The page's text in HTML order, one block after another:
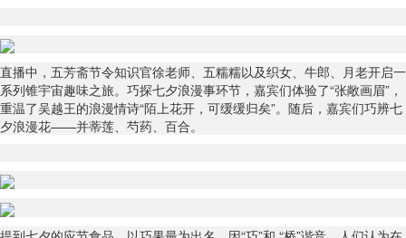
直播中，五芳斋节令知识官徐老师、五糯糯以及织女、牛郎、月老开启一
系列锥宇宙趣味之旅。巧探七夕浪漫事环节，嘉宾们体验了“张敞画眉”，
重温了吴越王的浪漫情诗“陌上花开，可缓缓归矣”。随后，嘉宾们巧辨七
夕浪漫花——并蒂莲、芍药、百合。